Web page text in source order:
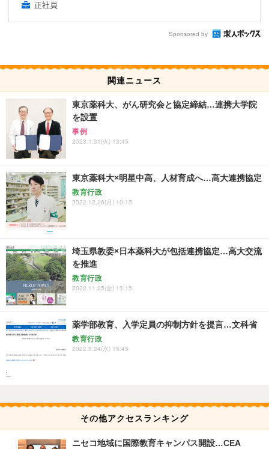
正社員
Sponsored by
関連ニュース
東京薬科大、がん研究会と協定締結…連携大学院
を設置
事例
2023.1.31(火) 13:45
東京薬科大×明星中高、人材育成へ…高大連携協定
教育行政
2022.12.26(月) 10:15
埼玉県教委×日本薬科大が包括連携協定…高大交流
を推進
教育行政
2022.11.25(金) 13:15
薬学部教育、入学定員の抑制方針を提言…文科省
教育行政
2022.8.24(水) 15:45
その他アクセスランキング
ニセコ地域に国際教育キャンパス開設…CEA